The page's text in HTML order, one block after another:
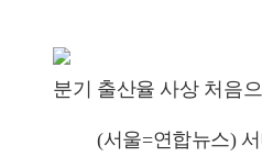
분기 출산율 사상 처음
(서울=연합뉴스)